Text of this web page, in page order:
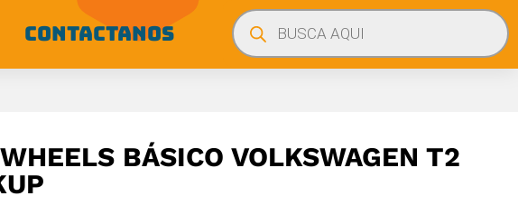
CONTACTANOS
Búsqueda
de
productos
BÁSICO VOLKSWAGEN T2